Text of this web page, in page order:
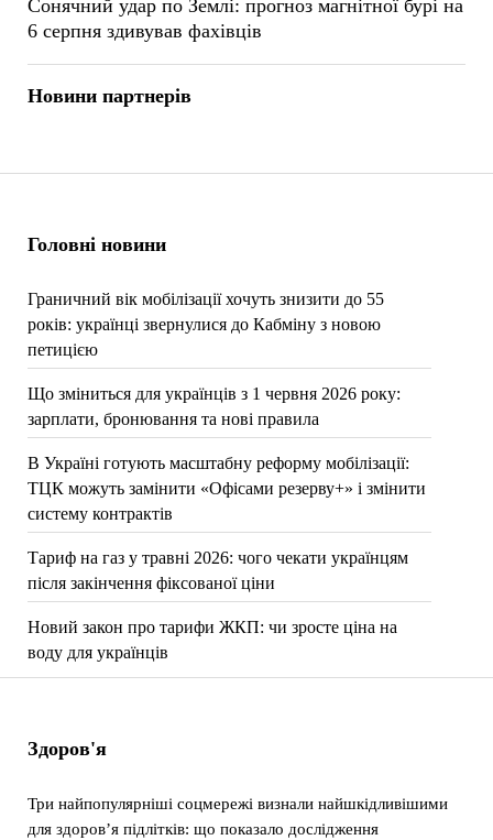
Головні новини
Граничний вік мобілізації хочуть знизити до 55
років: українці звернулися до Кабміну з новою
петицією
Що зміниться для українців з 1 червня 2026 року:
зарплати, бронювання та нові правила
В Україні готують масштабну реформу мобілізації:
ТЦК можуть замінити «Офісами резерву+» і змінити
систему контрактів
Тариф на газ у травні 2026: чого чекати українцям
після закінчення фіксованої ціни
Новий закон про тарифи ЖКП: чи зросте ціна на
воду для українців
Сонячний удар по Землі: прогноз магнітної бурі на
6 серпня здивував фахівців
Новини партнерів
Здоров'я
Три найпопулярніші соцмережі визнали найшкідливішими
для здоров’я підлітків: що показало дослідження